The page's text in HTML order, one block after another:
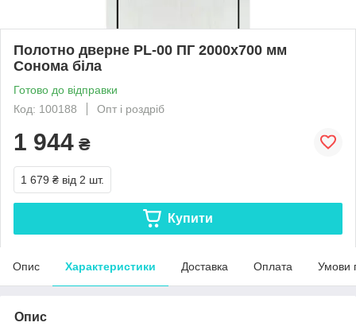
Полотно дверне PL-00 ПГ 2000х700 мм
Сонома біла
Готово до відправки
Код: 100188
Опт і роздріб
1 944 ₴
1 679 ₴ від 2 шт.
Купити
Опис Характеристики Доставка Оплата Умови
Опис